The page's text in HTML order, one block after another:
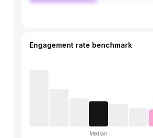
Engagement rate benchmark
Median